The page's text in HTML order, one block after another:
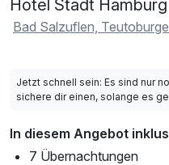
Hotel Stadt Hamburg
Bad Salzuflen,
Jetzt schnell sein: Es sind nur
sichere dir einen, solange es
In diesem Angebot
7 Übernachtungen